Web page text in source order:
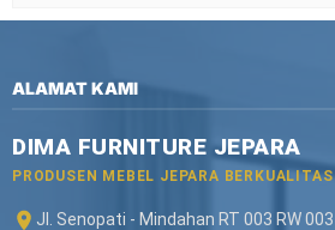
ALAMAT KAMI
DIMA FURNITURE JEPARA
PRODUSEN MEBEL JEPARA BERKUALITAS
Jl. Senopati - Mindahan RT 003 RW 003